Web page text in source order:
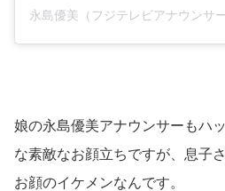
娘の永島優美アナウンサーもハ
な素敵なお顔立ちですが、息子
お顔のイケメンなんです。